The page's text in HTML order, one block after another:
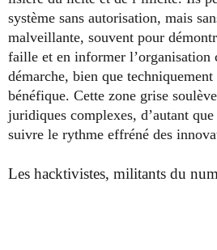
système sans autorisation, mais
malveillante, souvent pour
faille et en informer l’organisation
démarche, bien que
bénéfique. Cette zone grise
juridiques complexes, d’autant
suivre le rythme effréné des
Les hacktivistes, militants du